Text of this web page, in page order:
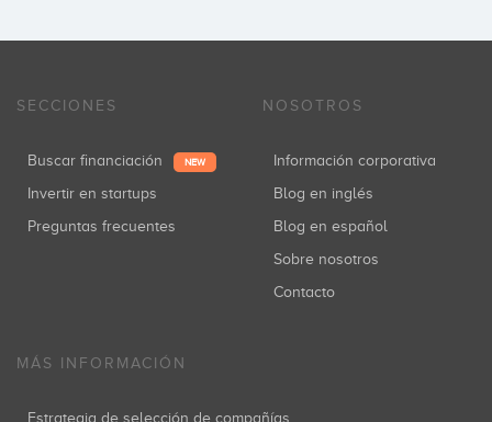
SECCIONES
Buscar financiación NEW
Invertir en startups
Preguntas frecuentes
NOSOTROS
Información corporativa
Blog en inglés
Blog en español
Sobre nosotros
Contacto
MÁS INFORMACIÓN
Estrategia de selección de compañías